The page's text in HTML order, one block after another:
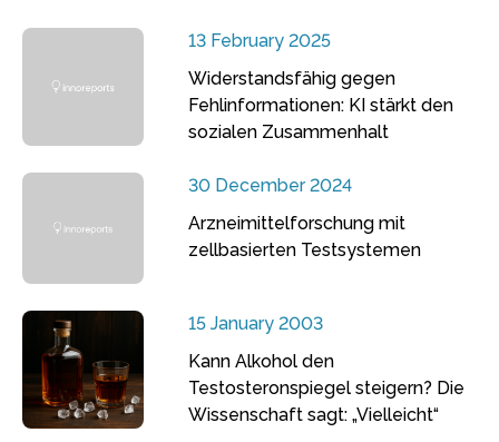
13 February 2025
Widerstandsfähig gegen
Fehlinformationen: KI stärkt den
sozialen Zusammenhalt
30 December 2024
Arzneimittelforschung mit
zellbasierten Testsystemen
15 January 2003
Kann Alkohol den
Testosteronspiegel steigern? Die
Wissenschaft sagt: „Vielleicht“